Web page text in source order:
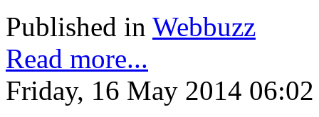
Published in Webbuzz
Read more...
Friday, 16 May 2014 06:02